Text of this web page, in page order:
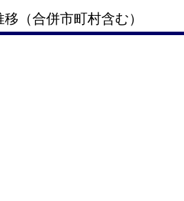
（合併市町村含む）